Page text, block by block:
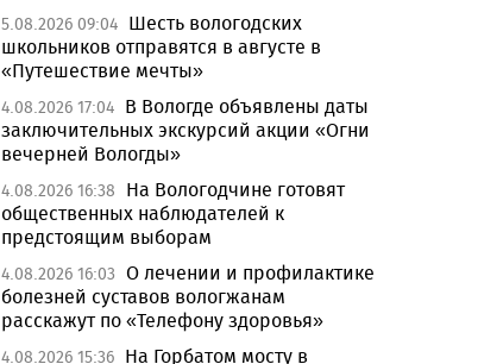
5.08.2026 09:04 Шесть вологодских
школьников отправятся в августе в
«Путешествие мечты»
4.08.2026 17:04 В Вологде объявлены даты
заключительных экскурсий акции «Огни
вечерней Вологды»
4.08.2026 16:38
На Вологодчине готовят
общественных наблюдателей к
предстоящим выборам
4.08.2026 16:03 О лечении и профилактике
болезней суставов вологжанам
расскажут по «Телефону здоровья»
4.08.2026 15:36 На Горбатом мосту в